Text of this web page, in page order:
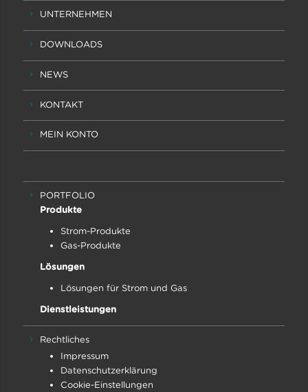
UNTERNEHMEN
DOWNLOADS
NEWS
KONTAKT
MEIN KONTO
PORTFOLIO
Produkte
Strom-Produkte
Gas-Produkte
Lösungen
Lösungen für Strom und Gas
Dienstleistungen
Rechtliches
Impressum
Datenschutz­erklärung
Cookie-Einstellungen